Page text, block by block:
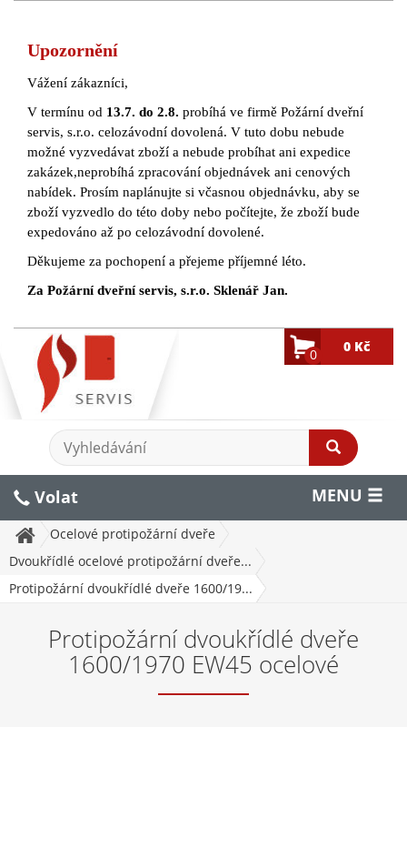
Upozornění
Vážení zákazníci,
V termínu od 13.7. do 2.8. probíhá ve firmě Požární dveřní
servis, s.r.o. celozávodní dovolená. V tuto dobu nebude
možné vyzvedávat zboží a nebude probíhat ani expedice
zakázek,neprobíhá zpracování objednávek ani cenových
nabídek. Prosím naplánujte si včasnou objednávku, aby se
zboží vyzvedlo do této doby nebo počítejte, že zboží bude
expedováno až po celozávodní dovolené.
Děkujeme za pochopení a přejeme příjemné léto.
Za Požární dveřní servis, s.r.o. Sklenář Jan.
0 0 Kč
MENU
Volat
Ocelové protipožární dveře
Dvoukřídlé ocelové protipožární dveře...
Protipožární dvoukřídlé dveře 1600/19...
Protipožární dvoukřídlé dveře
1600/1970 EW45 ocelové